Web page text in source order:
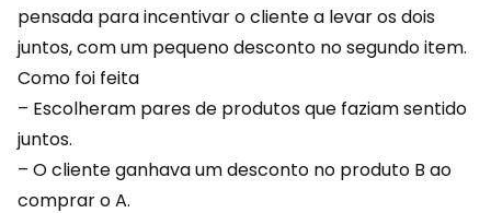
pensada para incentivar o cliente a levar os dois
juntos, com um pequeno desconto no segundo item.
Como foi feita
– Escolheram pares de produtos que faziam sentido
juntos.
– O cliente ganhava um desconto no produto B ao
comprar o A.